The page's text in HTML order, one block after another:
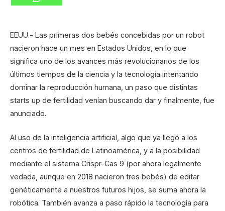
EEUU.- Las primeras dos bebés concebidas por un robot
nacieron hace un mes en Estados Unidos, en lo que
significa uno de los avances más revolucionarios de los
últimos tiempos de la ciencia y la tecnología intentando
dominar la reproducción humana, un paso que distintas
starts up de fertilidad venían buscando dar y finalmente, fue
anunciado.
Al uso de la inteligencia artificial, algo que ya llegó a los
centros de fertilidad de Latinoamérica, y a la posibilidad
mediante el sistema Crispr-Cas 9 (por ahora legalmente
vedada, aunque en 2018 nacieron tres bebés) de editar
genéticamente a nuestros futuros hijos, se suma ahora la
robótica. También avanza a paso rápido la tecnología para